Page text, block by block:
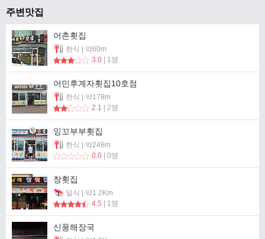
주변맛집
어촌횟집
한식 | 약60m
3.0 | 1명
어민후계자횟집10호점
한식 | 약178m
2.1 | 2명
잉꼬부부횟집
한식 | 약246m
0.0 | 0명
창횟집
일식 | 약1.2Km
4.5 | 1명
신풍해장국